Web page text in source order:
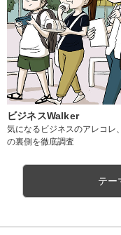
ビジネスWalker
気になるビジネスのアレコレ
の裏側を徹底調査
テー